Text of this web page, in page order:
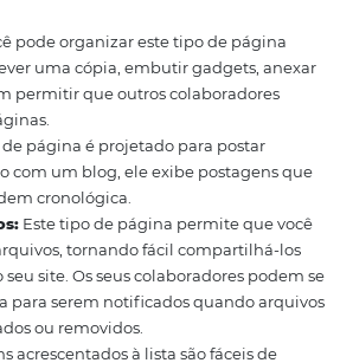
se adequa a sua realidade
hospedado na internet).
do seu hotel,clicando aqui!
do Wordpress é sua
conceitos deSEO. Com o plugin
utilização de mecanismos que
do seu site e aumentam o número
Por último temos o Google Sites.
mais um produto da Google
da empresa.
arquitetura completamente